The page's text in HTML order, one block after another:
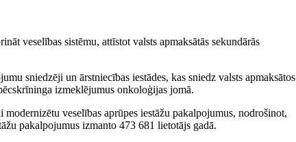
veselības sistēmu, attīstot valsts apmaksātās sekundārās
sniedzēji un ārstniecības iestādes, kas sniedz valsts apmaksātos
izmeklējumus onkoloģijas jomā.
veselības aprūpes iestāžu pakalpojumus, nodrošinot,
pakalpojumus izmanto 473 681 lietotājs gadā.